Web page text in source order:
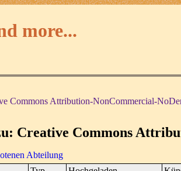
more...
Commons Attribution-NonCommercial-
Creative Commons
Abteilung